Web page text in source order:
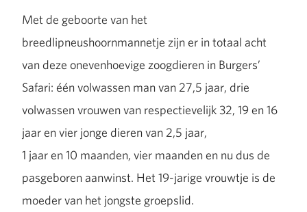
Met de geboorte van het
breedlipneushoornmannetje zijn er in totaal acht
van deze onevenhoevige zoogdieren in Burgers’
Safari: één volwassen man van 27,5 jaar, drie
volwassen vrouwen van respectievelijk 32, 19 en 16
jaar en vier jonge dieren van 2,5 jaar,
1 jaar en 10 maanden, vier maanden en nu dus de
pasgeboren aanwinst. Het 19-jarige vrouwtje is de
moeder van het jongste groepslid.